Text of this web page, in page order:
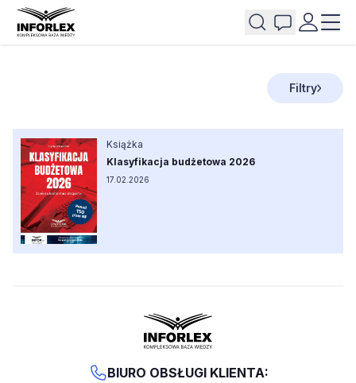
Filtry
Książka
Klasyfikacja budżetowa 2026
17.02.2026
BIURO OBSŁUGI KLIENTA: